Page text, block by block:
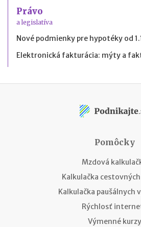
Právo
a legislatíva
Nové podmienky pre hypotéky od
Elektronická fakturácia: mýty a
Pomôcky
Mzdová
Kalkulačka
Kalkulačka paušálnych
Rýchlosť
Výmenné kurzy